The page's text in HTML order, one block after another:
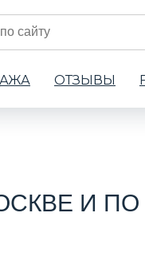
ОТЗЫВЫ
И